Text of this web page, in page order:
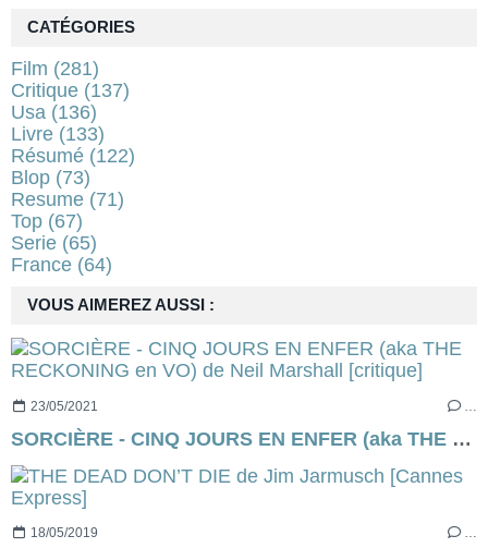
VOUS AIMEREZ AUSSI :
23/05/2021
SORCIÈRE - CINQ JOURS EN ENFER (aka THE RECKONING en VO) de Neil Marshall [critique]
18/05/2019 …
CATÉGORIES
Film (281)
Critique (137)
Usa (136)
Livre (133)
Résumé (122)
Blop (73)
Resume (71)
Top (67)
Serie (65)
France (64)